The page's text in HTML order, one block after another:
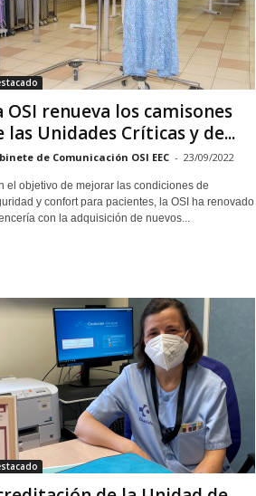
OSI renueva los camisones
las Unidades Críticas y de...
de Comunicación OSI EEC - 23/09/2022
el objetivo de mejorar las condiciones de
y confort para pacientes, la OSI ha renovado
con la adquisición de nuevos...